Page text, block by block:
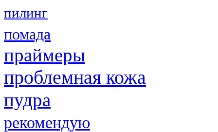
пилинг
помада
праймеры
проблемная кожа
пудра
рекомендую